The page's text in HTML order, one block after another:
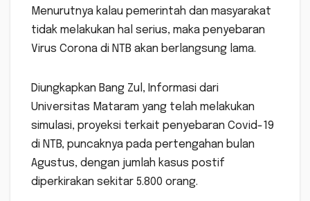
Menurutnya kalau pemerintah dan masyarakat
tidak melakukan hal serius, maka penyebaran
Virus Corona di NTB akan berlangsung lama.
Diungkapkan Bang Zul, Informasi dari
Universitas Mataram yang telah melakukan
simulasi, proyeksi terkait penyebaran Covid-19
di NTB, puncaknya pada pertengahan bulan
Agustus, dengan jumlah kasus postif
diperkirakan sekitar 5.800 orang.